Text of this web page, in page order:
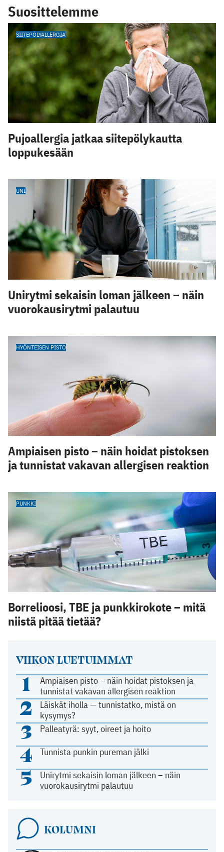
VIIKON LUETUIMMAT
1
Ampiaisen pisto – näin hoidat pistoksen ja
tunnistat vakavan allergisen reaktion
2
Läiskät iholla — tunnistatko, mistä on
kysymys?
3 Palleatyrä: syyt, oireet ja hoito
4 Tunnista punkin pureman jälki
5
Unirytmi sekaisin loman jälkeen – näin
vuorokausirytmi palautuu
KOLUMNI
Suosittelemme
SIITEPÖLYALLERGIA
Pujoallergia jatkaa siitepölykautta
loppukesään
UNI
Unirytmi sekaisin loman jälkeen – näin
vuorokausirytmi palautuu
HYÖNTEISEN PISTO
Ampiaisen pisto – näin hoidat pistoksen
ja tunnistat vakavan allergisen reaktion
PUNKKI
Borrelioosi, TBE ja punkkirokote – mitä
niistä pitää tietää?